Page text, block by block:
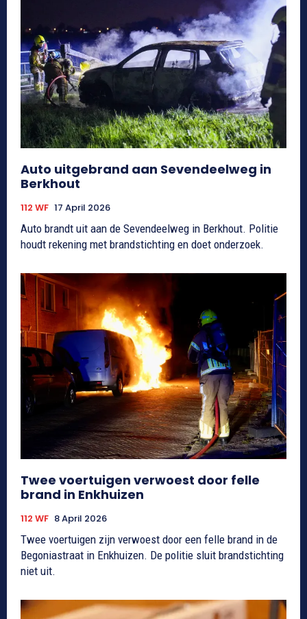
Auto uitgebrand aan Sevendeelweg in
Berkhout
112 WF 17 April 2026
Auto brandt uit aan de Sevendeelweg in Berkhout. Politie
houdt rekening met brandstichting en doet onderzoek.
Twee voertuigen verwoest door felle
brand in Enkhuizen
112 WF 8 April 2026
Twee voertuigen zijn verwoest door een felle brand in de
Begoniastraat in Enkhuizen. De politie sluit brandstichting
niet uit.